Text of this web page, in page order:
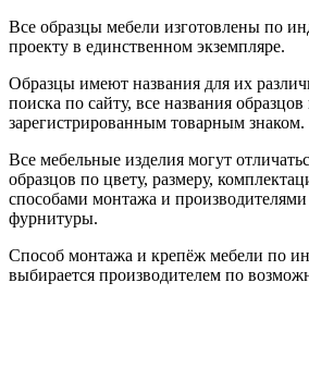
Все образцы мебели изготовлены по
проекту в единственном экземпляре.
Образцы имеют названия для их
поиска по сайту, все названия
зарегистрированным товарным знаком.
Все мебельные изделия могут
образцов по цвету, размеру,
способами монтажа и
фурнитуры.
Способ монтажа и крепёж мебели по
выбирается производителем по